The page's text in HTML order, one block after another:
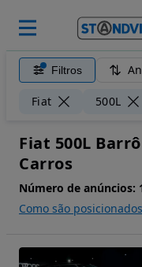
Filtros
Fiat 500L
Fiat 500L
Carros
Número de anúncios:
Como são